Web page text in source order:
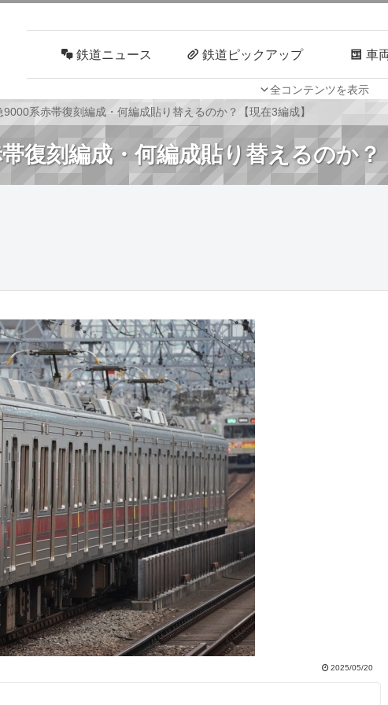
全コンテンツを表示
鉄道ニュース 鉄道ピックアップ 車
車両技術 路線探訪 ル
系赤帯復刻編成・何編成貼り替えるのか？【現在3編成】
復刻編成・何編成貼り替えるのか？
2025/05/20